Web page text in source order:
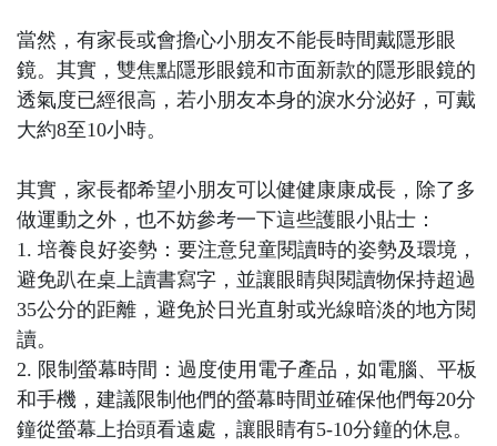
當然，有家長或會擔心小朋友不能長時間戴隱形眼
鏡。其實，雙焦點隱形眼鏡和市面新款的隱形眼鏡的
透氣度已經很高，若小朋友本身的淚水分泌好，可戴
大約8至10小時。
其實，家長都希望小朋友可以健健康康成長，除了多
做運動之外，也不妨參考一下這些護眼小貼士：
1. 培養良好姿勢：要注意兒童閱讀時的姿勢及環境，
避免趴在桌上讀書寫字，並讓眼睛與閱讀物保持超過
35公分的距離，避免於日光直射或光線暗淡的地方閱
讀。
2. 限制螢幕時間：過度使用電子產品，如電腦、平板
和手機，建議限制他們的螢幕時間並確保他們每20分
鐘從螢幕上抬頭看遠處，讓眼睛有5-10分鐘的休息。